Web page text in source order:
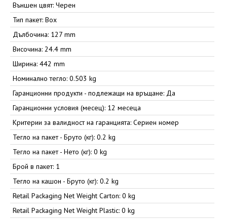
Външен цвят: Черен
Тип пакет: Box
Дълбочина: 127 mm
Височина: 24.4 mm
Ширина: 442 mm
Номинално тегло: 0.503 kg
Гаранционни продукти - подлежащи на връщане: Да
Гаранционни условия (месец): 12 месеца
Критерии за валидност на гаранцията: Сериен номер
Тегло на пакет - Бруто (кг): 0.2 kg
Тегло на пакет - Нето (кг): 0 kg
Брой в пакет: 1
Тегло на кашон - Бруто (кг): 0.2 kg
Retail Packaging Net Weight Carton: 0 kg
Retail Packaging Net Weight Plastic: 0 kg